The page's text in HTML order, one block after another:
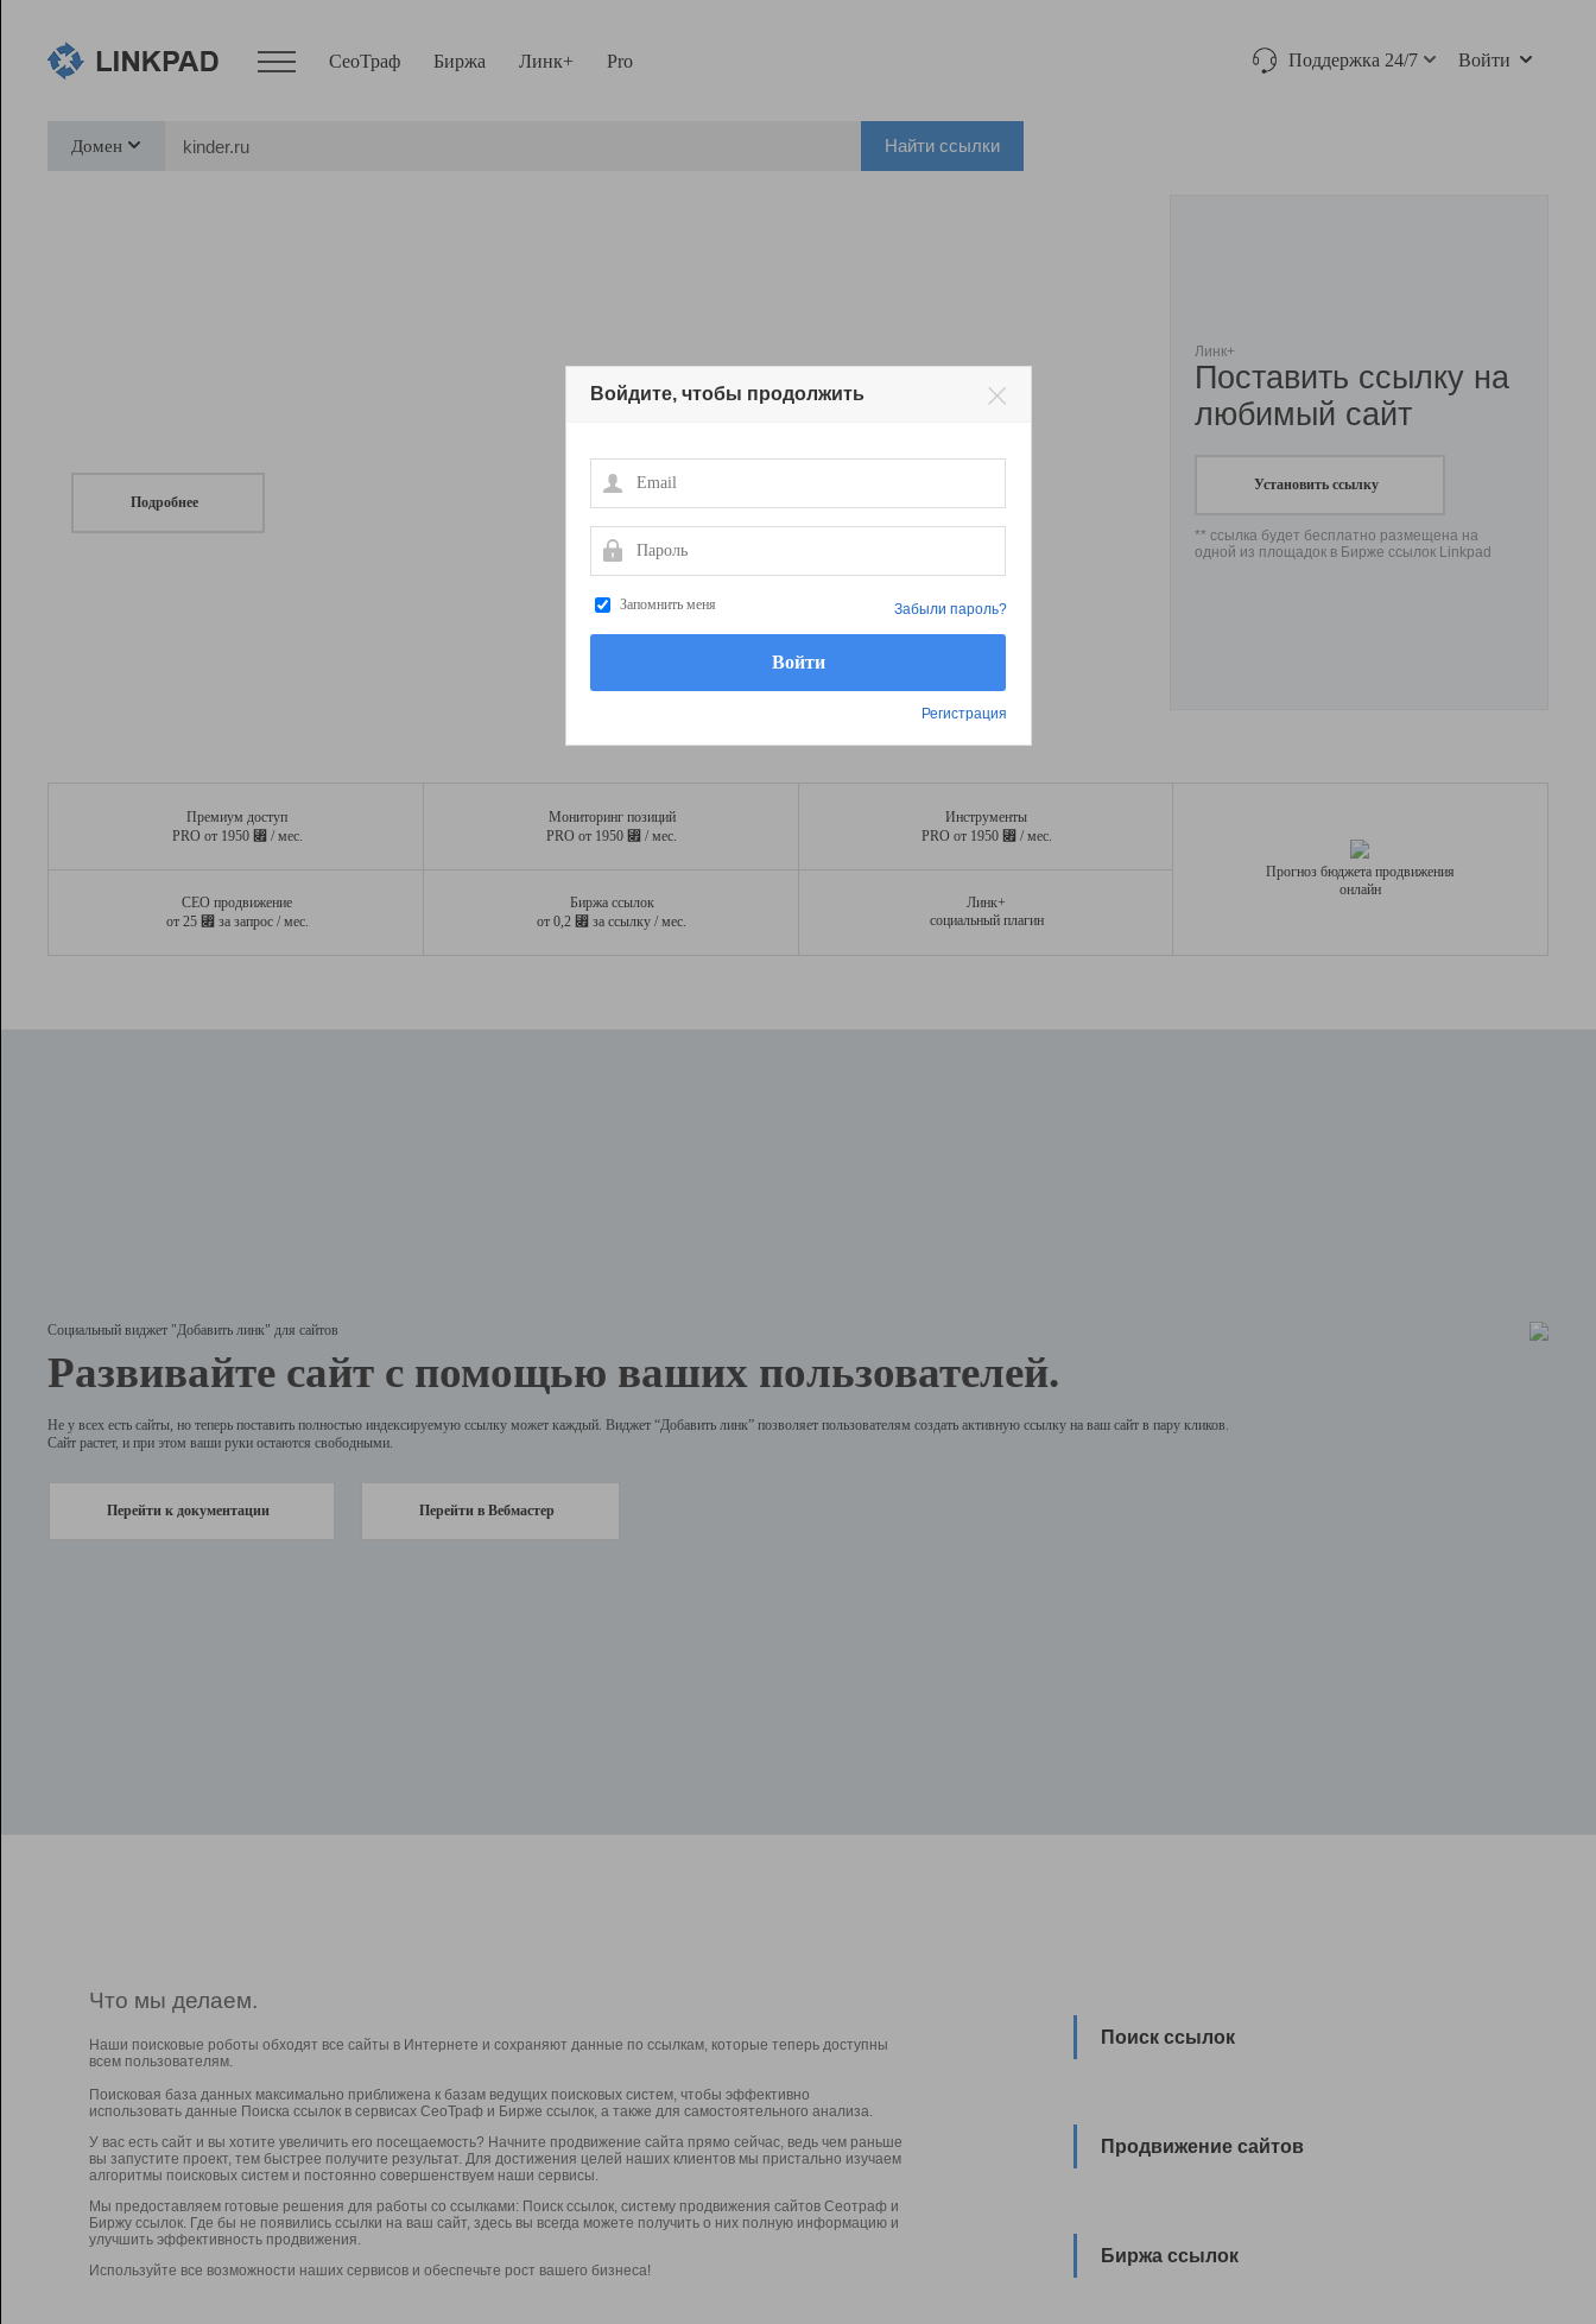
СеоТраф Биржа Линк+ Pro Поддержка 24/7 Войти
Домен Найти ссылки
Подробнее
Линк+
Поставить ссылку на
любимый сайт
Установить ссылку
** ссылка будет бесплатно размещена на
одной из площадок в Бирже ссылок Linkpad
Премиум доступ
PRO от 1950 ⃏ / мес.
Мониторинг позиций
PRO от 1950 ⃏ / мес.
Инструменты
PRO от 1950 ⃏ / мес.
СЕО продвижение
от 25 ⃏ за запрос / мес.
Биржа ссылок
от 0,2 ⃏ за ссылку / мес.
Линк+
социальный плагин
Прогноз бюджета продвижения
онлайн
Социальный виджет "Добавить линк" для сайтов
Развивайте сайт с помощью ваших пользователей.
Не у всех есть сайты, но теперь поставить полностью индексируемую ссылку может каждый. Виджет “Добавить линк” позволяет пользователям создать активную ссылку на ваш сайт в пару кликов.
Сайт растет, и при этом ваши руки остаются свободными.
Перейти к документации Перейти в Вебмастер
Что мы делаем.
Наши поисковые роботы обходят все сайты в Интернете и сохраняют данные по ссылкам, которые теперь доступны
всем пользователям.
Поисковая база данных максимально приближена к базам ведущих поисковых систем, чтобы эффективно
использовать данные Поиска ссылок в сервисах СеоТраф и Бирже ссылок, а также для самостоятельного анализа.
У вас есть сайт и вы хотите увеличить его посещаемость? Начните продвижение сайта прямо сейчас, ведь чем раньше
вы запустите проект, тем быстрее получите результат. Для достижения целей наших клиентов мы пристально изучаем
алгоритмы поисковых систем и постоянно совершенствуем наши сервисы.
Мы предоставляем готовые решения для работы со ссылками: Поиск ссылок, систему продвижения сайтов Сеотраф и
Биржу ссылок. Где бы не появились ссылки на ваш сайт, здесь вы всегда можете получить о них полную информацию и
улучшить эффективность продвижения.
Используйте все возможности наших сервисов и обеспечьте рост вашего бизнеса!
Поиск ссылок
Продвижение сайтов
Биржа ссылок
Войдите, чтобы продолжить
Email
Пароль
Запомнить меня
Регистрация
Забыли пароль?